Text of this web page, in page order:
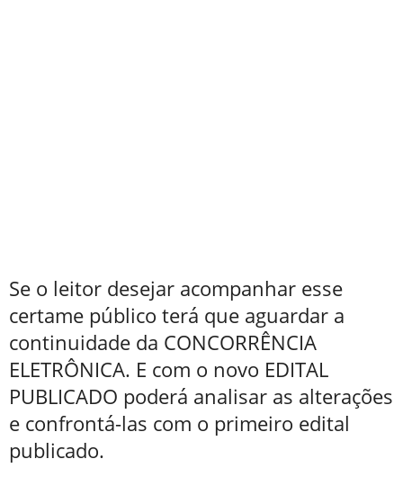
Se o leitor desejar acompanhar esse
certame público terá que aguardar a
continuidade da CONCORRÊNCIA
ELETRÔNICA. E com o novo EDITAL
PUBLICADO poderá analisar as alterações
e confrontá-las com o primeiro edital
publicado.